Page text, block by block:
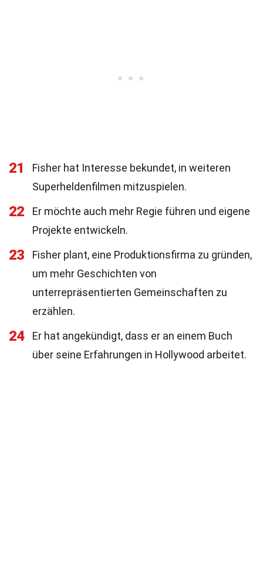
21
Fisher hat Interesse bekundet, in weiteren
Superheldenfilmen mitzuspielen.
22
Er möchte auch mehr Regie führen und eigene
Projekte entwickeln.
23
Fisher plant, eine Produktionsfirma zu gründen,
um mehr Geschichten von
unterrepräsentierten Gemeinschaften zu
erzählen.
24
Er hat angekündigt, dass er an einem Buch
über seine Erfahrungen in Hollywood arbeitet.